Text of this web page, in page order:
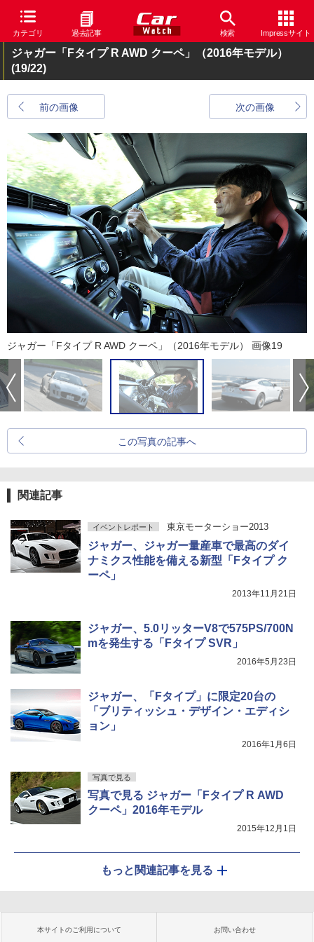
カテゴリ 過去記事 検索 Impressサイト
ジャガー「Fタイプ R AWD クーペ」（2016年モデル）
(19/22)
前の画像 次の画像
ジャガー「Fタイプ R AWD クーペ」（2016年モデル） 画像19
この写真の記事へ
関連記事
イベントレポート 東京モーターショー2013
ジャガー、ジャガー量産車で最高のダイ
ナミクス性能を備える新型「Fタイプ ク
ーペ」
2013年11月21日
ジャガー、5.0リッターV8で575PS/700N
mを発生する「Fタイプ SVR」
2016年5月23日
ジャガー、「Fタイプ」に限定20台の
「ブリティッシュ・デザイン・エディシ
ョン」
2016年1月6日
写真で見る
写真で見る ジャガー「Fタイプ R AWD
クーペ」2016年モデル
2015年12月1日
もっと関連記事を見る
本サイトのご利用について お問い合わせ